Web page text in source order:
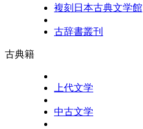
複刻日本古典文学館
古辞書叢刊
古典籍
上代文学
中古文学